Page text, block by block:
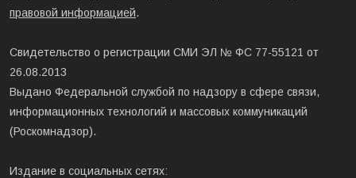
правовой информацией.
Свидетельство о регистрации СМИ ЭЛ № ФС 77-55121 от
26.08.2013
Выдано Федеральной службой по надзору в сфере связи,
информационных технологий и массовых коммуникаций
(Роскомнадзор).
Издание в социальных сетях: